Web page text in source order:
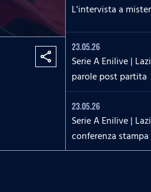
share
L'intervista a
23.05.26
Serie A Enilive |
parole post partita
23.05.26
Serie A Enilive |
conferenza